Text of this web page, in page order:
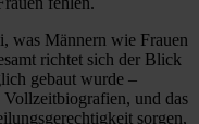
was Männern wie Frauen
richtet sich der Blick
gebaut wurde –
und das
sorgen,